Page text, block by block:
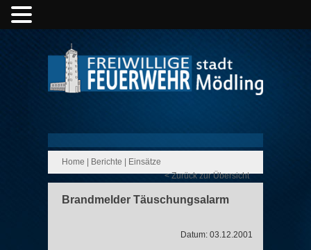
Home Berichte
Einsätze
< Zurück zur Übersicht
Brandmelder Täuschungsalarm
Datum: 03.12.2001